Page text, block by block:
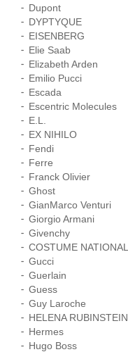
Dupont
DYPTYQUE
EISENBERG
Elie Saab
Elizabeth Arden
Emilio Pucci
Escada
Escentric Molecules
E.L.
EX NIHILO
Fendi
Ferre
Franck Olivier
Ghost
GianMarco Venturi
Giorgio Armani
Givenchy
COSTUME NATIONAL
Gucci
Guerlain
Guess
Guy Laroche
HELENA RUBINSTEIN
Hermes
Hugo Boss